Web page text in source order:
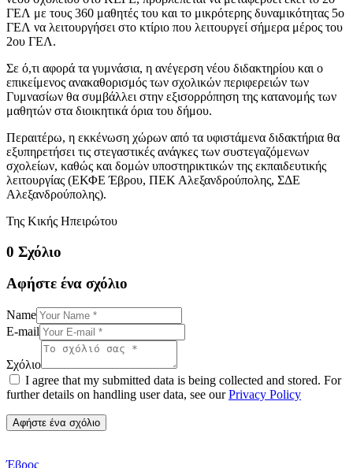
ΓΕΛ με τους 360 μαθητές του και το μικρότερης δυναμικότητας 5ο
ΓΕΛ να λειτουργήσει στο κτίριο που λειτουργεί σήμερα μέρος του
2ου ΓΕΛ.
Σε ό,τι αφορά τα γυμνάσια, η ανέγερση νέου διδακτηρίου και ο
επικείμενος ανακαθορισμός των σχολικών περιφερειών των
Γυμνασίων θα συμβάλλει στην εξισορρόπηση της κατανομής των
μαθητών στα διοικητικά όρια του δήμου.
Περαιτέρω, η εκκένωση χώρων από τα υφιστάμενα διδακτήρια θα
εξυπηρετήσει τις στεγαστικές ανάγκες των συστεγαζόμενων
σχολείων, καθώς και δομών υποστηρικτικών της εκπαιδευτικής
λειτουργίας (ΕΚΦΕ Έβρου, ΠΕΚ Αλεξανδρούπολης, ΣΔΕ
Αλεξανδρούπολης).
Της Κικής Ηπειρώτου
0 Σχόλιο
Αφήστε ένα σχόλιο
Name
E-mail
Σχόλιο
I agree that my submitted data is being collected and stored. For
further details on handling user data, see ourPrivacy Policy
Έβρος